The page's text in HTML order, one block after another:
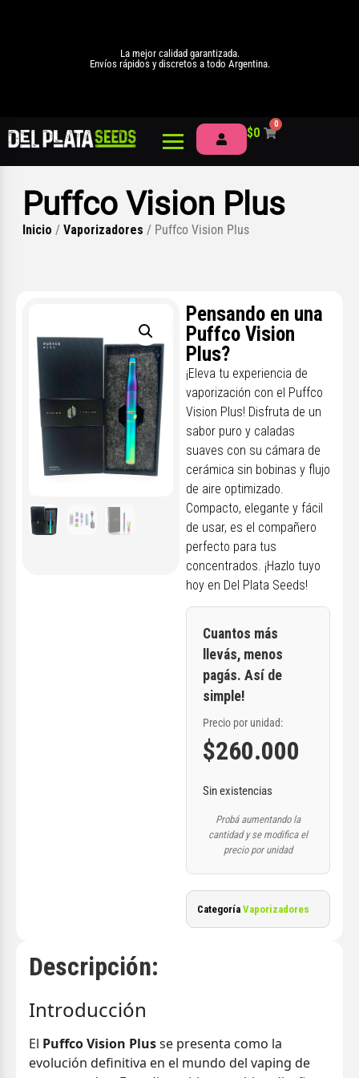
La mejor calidad garantizada.
Envíos rápidos y discretos a todo Argentina.
$0
0
Puffco Vision Plus
Inicio / Vaporizadores / Puffco Vision Plus
Pensando en una
Puffco Vision
Plus?
¡Eleva tu experiencia de
vaporización con el Puffco
Vision Plus! Disfruta de un
sabor puro y caladas
suaves con su cámara de
cerámica sin bobinas y flujo
de aire optimizado.
Compacto, elegante y fácil
de usar, es el compañero
perfecto para tus
concentrados. ¡Hazlo tuyo
hoy en Del Plata Seeds!
Cuantos más
llevás, menos
pagás. Así de
simple!
Precio por unidad:
$260.000
Sin existencias
Probá aumentando la
cantidad y se modifica el
precio por unidad
Categoría Vaporizadores
Descripción:
Introducción
El Puffco Vision Plusse presenta como la
evolución definitiva en el mundo del vaping de